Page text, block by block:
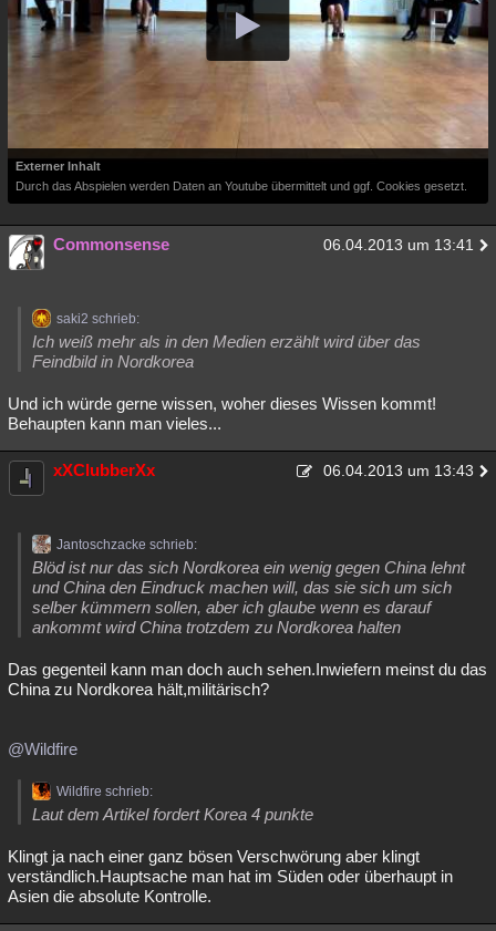
Externer Inhalt
Durch das Abspielen werden Daten an Youtube übermittelt und ggf. Cookies gesetzt.
Commonsense 06.04.2013 um 13:41
saki2 schrieb:
Ich weiß mehr als in den Medien erzählt wird über das
Feindbild in Nordkorea
Und ich würde gerne wissen, woher dieses Wissen kommt!
Behaupten kann man vieles...
xXClubberXx 06.04.2013 um 13:43
Jantoschzacke schrieb:
Blöd ist nur das sich Nordkorea ein wenig gegen China lehnt
und China den Eindruck machen will, das sie sich um sich
selber kümmern sollen, aber ich glaube wenn es darauf
ankommt wird China trotzdem zu Nordkorea halten
Das gegenteil kann man doch auch sehen.Inwiefern meinst du das
China zu Nordkorea hält,militärisch?
@Wildfire
Wildfire schrieb:
Laut dem Artikel fordert Korea 4 punkte
Klingt ja nach einer ganz bösen Verschwörung aber klingt
verständlich.Hauptsache man hat im Süden oder überhaupt in
Asien die absolute Kontrolle.